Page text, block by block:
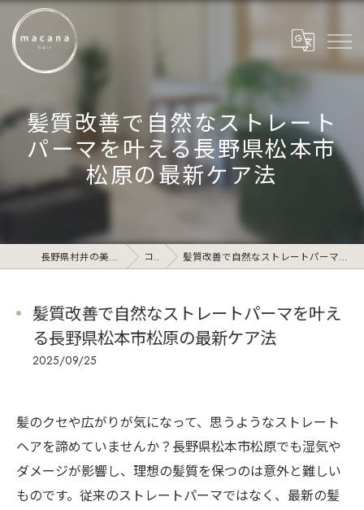
髪質改善で自然なストレート
パーマを叶える長野県松本市
松原の最新ケア法
長野県村井の美容院ならmacana_hair コラム 髪質改善で自然なストレートパーマを叶える長野県松本市松原の最新ケア法
髪質改善で自然なストレートパーマを叶え
る長野県松本市松原の最新ケア法
2025/09/25
髪のクセや広がりが気になって、思うようなストレート
ヘアを諦めていませんか？長野県松本市松原でも湿気や
ダメージが影響し、理想の髪質を保つのは意外と難しい
ものです。従来のストレートパーマではなく、最新の髪